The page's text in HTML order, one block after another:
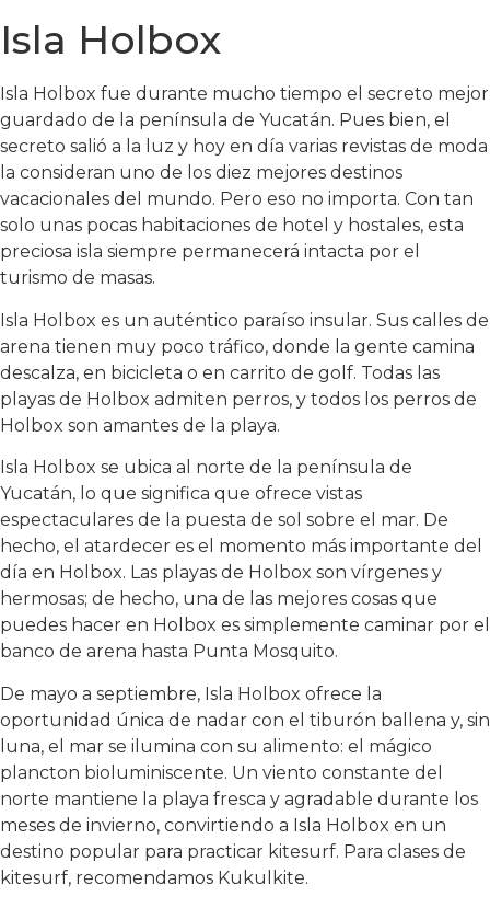
Isla Holbox
Isla Holbox fue durante mucho tiempo el secreto mejor
guardado de la península de Yucatán. Pues bien, el
secreto salió a la luz y hoy en día varias revistas de moda
la consideran uno de los diez mejores destinos
vacacionales del mundo. Pero eso no importa. Con tan
solo unas pocas habitaciones de hotel y hostales, esta
preciosa isla siempre permanecerá intacta por el
turismo de masas.
Isla Holbox es un auténtico paraíso insular. Sus calles de
arena tienen muy poco tráfico, donde la gente camina
descalza, en bicicleta o en carrito de golf. Todas las
playas de Holbox admiten perros, y todos los perros de
Holbox son amantes de la playa.
Isla Holbox se ubica al norte de la península de
Yucatán, lo que significa que ofrece vistas
espectaculares de la puesta de sol sobre el mar. De
hecho, el atardecer es el momento más importante del
día en Holbox. Las playas de Holbox son vírgenes y
hermosas; de hecho, una de las mejores cosas que
puedes hacer en Holbox es simplemente caminar por el
banco de arena hasta Punta Mosquito.
De mayo a septiembre, Isla Holbox ofrece la
oportunidad única de nadar con el tiburón ballena y, sin
luna, el mar se ilumina con su alimento: el mágico
plancton bioluminiscente. Un viento constante del
norte mantiene la playa fresca y agradable durante los
meses de invierno, convirtiendo a Isla Holbox en un
destino popular para practicar kitesurf. Para clases de
kitesurf, recomendamos Kukulkite.